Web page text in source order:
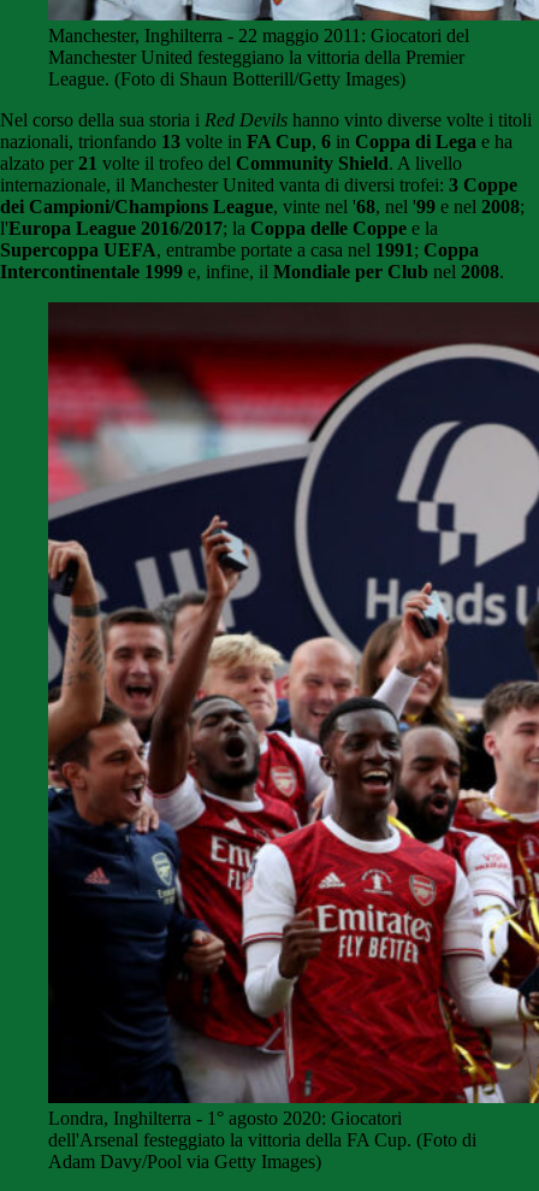
Manchester, Inghilterra - 22 maggio 2011: Giocatori del
Manchester United festeggiano la vittoria della Premier
League. (Foto di Shaun Botterill/Getty Images)
Nel corso della sua storia i Red Devils hanno vinto diverse volte i titoli
nazionali, trionfando 13 volte in FA Cup, 6 in Coppa di Lega e ha
alzato per 21 volte il trofeo del Community Shield. A livello
internazionale, il Manchester United vanta di diversi trofei: 3 Coppe
dei Campioni/Champions League, vinte nel '68, nel '99 e nel 2008;
l'Europa League 2016/2017; la Coppa delle Coppe e la
Supercoppa UEFA, entrambe portate a casa nel 1991; Coppa
Intercontinentale 1999 e, infine, il Mondiale per Club nel 2008.
Londra, Inghilterra - 1° agosto 2020: Giocatori
dell'Arsenal festeggiato la vittoria della FA Cup. (Foto di
Adam Davy/Pool via Getty Images)